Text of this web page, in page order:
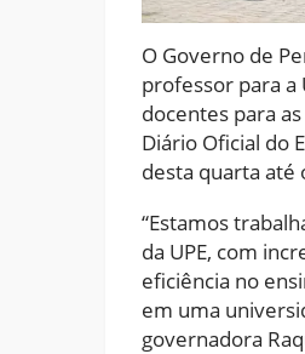
O Governo de
professor para a
docentes para
Diário Oficial do
desta quarta até
“Estamos
da UPE, com
eficiência no
em uma
governadora